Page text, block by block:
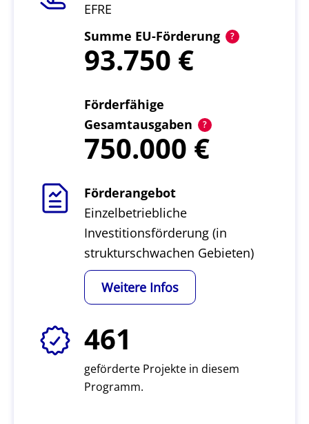
EFRE
Summe EU-Förderung
93.750
Förderfähige
Gesamtausgaben
750.000
Förderangebot
Einzelbetriebliche
Investitionsförderung (in
strukturschwachen Gebieten)
Weitere Infos
461
geförderte Projekte in diesem
Programm.